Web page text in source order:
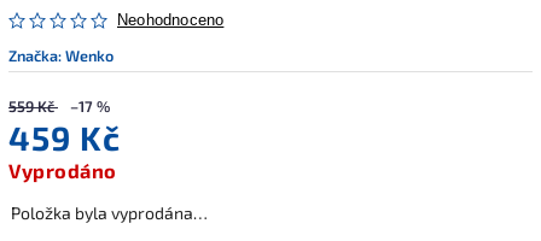
Neohodnoceno
Značka:Wenko
559 Kč –17 %
459 Kč
Vyprodáno
Položka byla vyprodána…